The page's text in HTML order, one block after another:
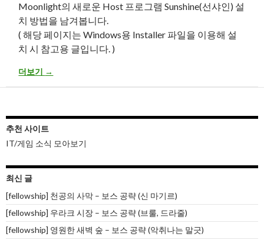
Moonlight의 새로운 Host 프로그램 Sunshine(선샤인) 설
치 방법을 남겨봅니다.
( 해당 페이지는 Windows용 Installer 파일을 이용해 설
치 시 참고용 글입니다. )
[Remote] Installer 파일 기준으로 SunShine(선샤인) 설치 방법
더보기 →
추천 사이트
IT/게임 소식 모아보기
최신 글
[fellowship] 천공의 사막 – 보스 공략 (신 마기르)
[fellowship] 우라크 시장 – 보스 공략 (브룰, 드라줄)
[fellowship] 영원한 새벽 숲 – 보스 공략 (악취나는 말긋)